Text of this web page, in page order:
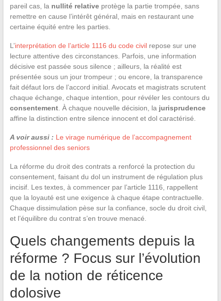
pareil cas, la nullité relativeprotège la partie trompée, sans
remettre en cause l’intérêt général, mais en restaurant une
certaine équité entre les parties.
L’interprétation de l’article 1116 du code civilrepose sur une
lecture attentive des circonstances. Parfois, une information
décisive est passée sous silence ; ailleurs, la réalité est
présentée sous un jour trompeur ; ou encore, la transparence
fait défaut lors de l’accord initial. Avocats et magistrats scrutent
chaque échange, chaque intention, pour révéler les contours du
consentement. À chaque nouvelle décision, la jurisprudence
affine la distinction entre silence innocent et dol caractérisé.
A voir aussi : Le virage numérique de l’accompagnement
professionnel des seniors
La réforme du droit des contrats a renforcé la protection du
consentement, faisant du dol un instrument de régulation plus
incisif. Les textes, à commencer par l’article 1116, rappellent
que la loyauté est une exigence à chaque étape contractuelle.
Chaque dissimulation pèse sur la confiance, socle du droit civil,
et l’équilibre du contrat s’en trouve menacé.
Quels changements depuis la
réforme ? Focus sur l’évolution
de la notion de réticence
dolosive